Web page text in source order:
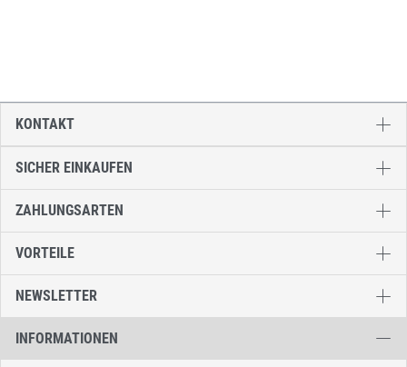
SICHER EINKAUFEN
ZAHLUNGSARTEN
VORTEILE
NEWSLETTER
INFORMATIONEN
KONTAKT